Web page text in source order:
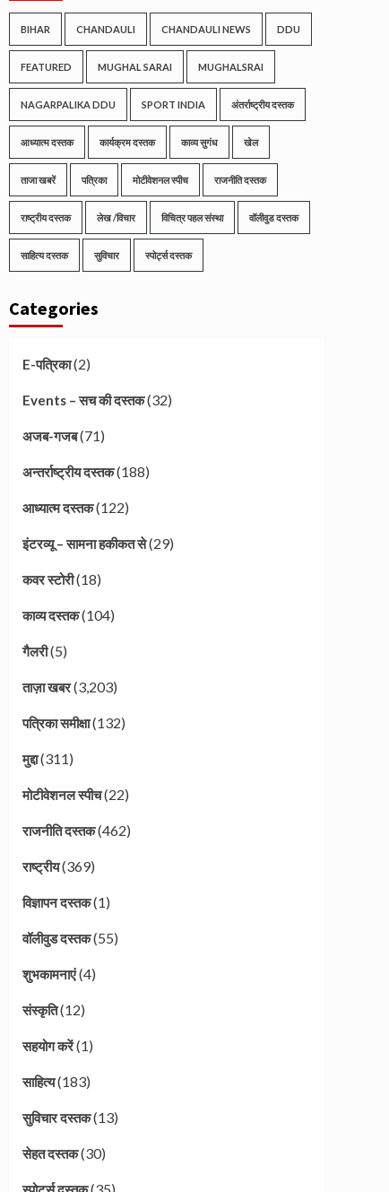
BIHAR CHANDAULI CHANDAULI NEWS DDU
FEATURED MUGHAL SARAI MUGHALSRAI
NAGARPALIKA DDU SPORT INDIA अंतर्राष्ट्रीय दस्तक
आध्यात्म दस्तक कार्यक्रम दस्तक काव्य सुगंध खेल
ताजा खबरें पत्रिका मोटीवेशनल स्पीच राजनीति दस्तक
राष्ट्रीय दस्तक लेख /विचार विचित्र पहल संस्था वॉलीवुड दस्तक
साहित्य दस्तक सुविचार स्पोर्ट्स दस्तक
Categories
E-पत्रिका(2)
Events – सच की दस्तक(32)
अजब-गजब(71)
अन्तर्राष्ट्रीय दस्तक(188)
आध्यात्म दस्तक(122)
इंटरव्यू – सामना हकीकत से(29)
कवर स्टोरी(18)
काव्य दस्तक(104)
गैलरी(5)
ताज़ा खबर(3,203)
पत्रिका समीक्षा(132)
मुद्दा(311)
मोटीवेशनल स्पीच(22)
राजनीति दस्तक(462)
राष्ट्रीय(369)
विज्ञापन दस्तक(1)
वॉलीवुड दस्तक(55)
शुभकामनाएं(4)
संस्कृति(12)
सहयोग करें(1)
साहित्य(183)
सुविचार दस्तक(13)
सेहत दस्तक(30)